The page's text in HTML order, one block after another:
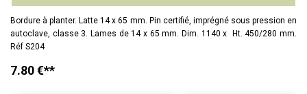
Bordure à planter. Latte 14 x 65 mm. Pin certifié, imprégné sous pression en
autoclave, classe 3. Lames de 14 x 65 mm. Dim. 1140 x Ht. 450/280 mm.
Réf S204
7.80 €**